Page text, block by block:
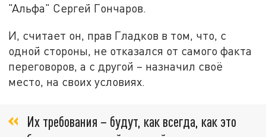
"Альфа" Сергей Гончаров.
И, считает он, прав Гладков в том, что, с
одной стороны, не отказался от самого факта
переговоров, а с другой – назначил своё
место, на своих условиях.
Их требования – будут, как всегда, как это